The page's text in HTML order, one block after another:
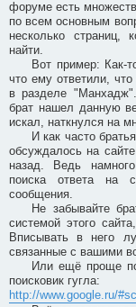
форуме есть
по всем основным
несколько страниц,
найти.
Вот пример: Как-
что ему ответили,
в разделе
брат нашел данную
искал, наткнулся на
И как часто
обсуждалось на
назад. Ведь
поиска ответа на
сообщения.
Не забывайте
системой этого
Вписывать в него
связанные с вашими
Или ещё проще
поисковик гугла:
http://www.google.ru/